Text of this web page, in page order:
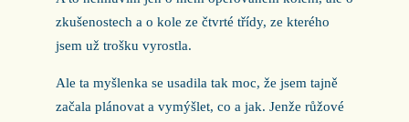
zkušenostech a o kole ze čtvrté třídy, ze kterého
jsem už trošku vyrostla.
Ale ta myšlenka se usadila tak moc, že jsem tajně
začala plánovat a vymýšlet, co a jak. Jenže růžové